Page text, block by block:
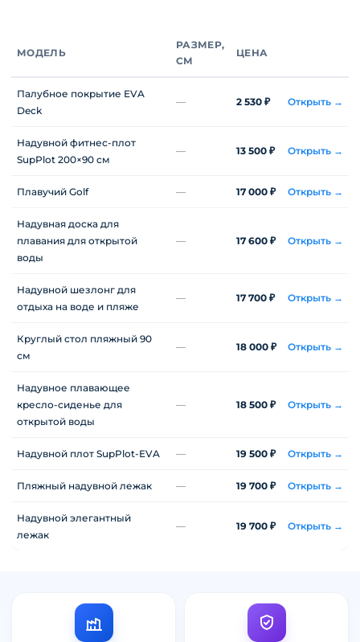
МОДЕЛЬ
РАЗМЕР,
СМ
ЦЕНА
Палубное покрытие EVA
Deck
— 2 530 ₽ Открыть →
Надувной фитнес-плот
SupPlot 200×90 см
— 13 500 ₽ Открыть →
Плавучий Golf — 17 000 ₽ Открыть →
Надувная доска для
плавания для открытой
воды
— 17 600 ₽ Открыть →
Надувной шезлонг для
отдыха на воде и пляже
— 17 700 ₽ Открыть →
Круглый стол пляжный 90
см
— 18 000 ₽ Открыть →
Надувное плавающее
кресло-сиденье для
открытой воды
— 18 500 ₽ Открыть →
Надувной плот SupPlot-EVA — 19 500 ₽ Открыть →
Пляжный надувной лежак — 19 700 ₽ Открыть →
Надувной элегантный
лежак
— 19 700 ₽ Открыть →